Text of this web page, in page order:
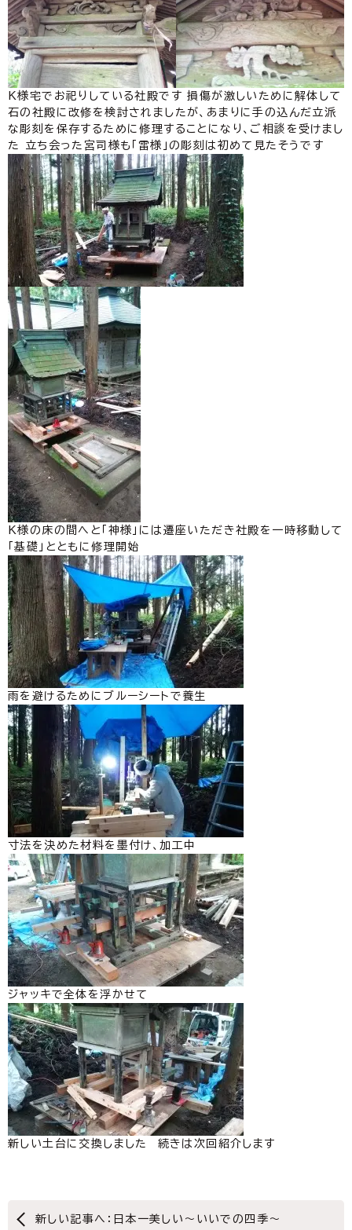
K様宅でお祀りしている社殿です 損傷が激しいために解体して
石の社殿に改修を検討されましたが、あまりに手の込んだ立派
な彫刻を保存するために修理することになり、ご相談を受けまし
た 立ち会った宮司様も「雷様」の彫刻は初めて見たそうです
K様の床の間へと「神様」には遷座いただき社殿を一時移動して
「基礎」とともに修理開始
雨を避けるためにブルーシートで養生
寸法を決めた材料を墨付け、加工中
ジャッキで全体を浮かせて
新しい土台に交換しました 続きは次回紹介します
新しい記事へ：日本一美しい～いいでの四季～